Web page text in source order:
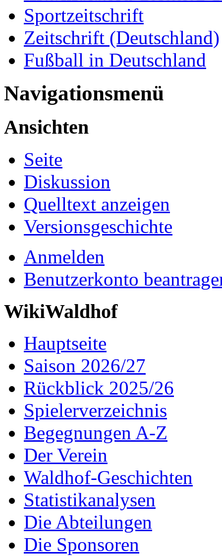
Sportzeitschrift
Zeitschrift (Deutschland)
Fußball in Deutschland
Navigationsmenü
Ansichten
Seite
Diskussion
Quelltext anzeigen
Versionsgeschichte
Anmelden
Benutzerkonto
WikiWaldhof
Hauptseite
Saison 2026/27
Rückblick 2025/26
Spielerverzeichnis
Begegnungen A-Z
Der Verein
Waldhof-Geschichten
Statistikanalysen
Die Abteilungen
Die Sponsoren